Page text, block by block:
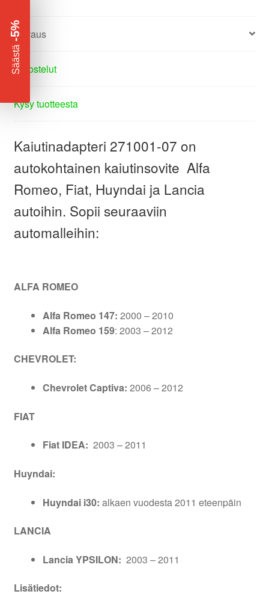
Kuvaus
Arvostelut
Kysy tuotteesta
Kaiutinadapteri 271001-07 on
autokohtainen kaiutinsovite Alfa
Romeo, Fiat, Huyndai ja Lancia
autoihin. Sopii seuraaviin
automalleihin:
ALFA ROMEO
Alfa Romeo 147: 2000 – 2010
Alfa Romeo 159: 2003 – 2012
CHEVROLET:
Chevrolet Captiva: 2006 – 2012
FIAT
Fiat IDEA: 2003 – 2011
Huyndai:
Huyndai i30: alkaen vuodesta 2011 eteenpäin
LANCIA
Lancia YPSILON: 2003 – 2011
Lisätiedot:
Säästä
-5%